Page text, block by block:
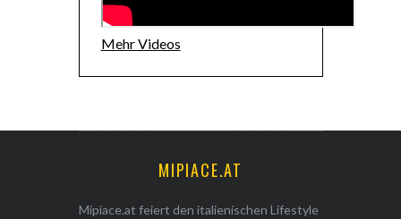
Mehr Videos
MIPIACE.AT
Mipiace.at feiert den italienischen Lifestyle